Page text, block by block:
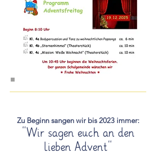
Zu Beginn sangen wir bis 2023 immer:
"Wir sagen euch an den
lieben Advent"